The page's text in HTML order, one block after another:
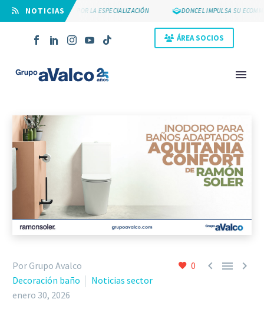
⠀NOTICIAS
SUYCAL 2000 APUESTA POR LA ESPECIALIZACIÓN DONCEL IMPULSA SU
ÁREA SOCIOS
0   
Por Grupo Avalco
Decoración baño
Noticias sector
enero 30, 2026